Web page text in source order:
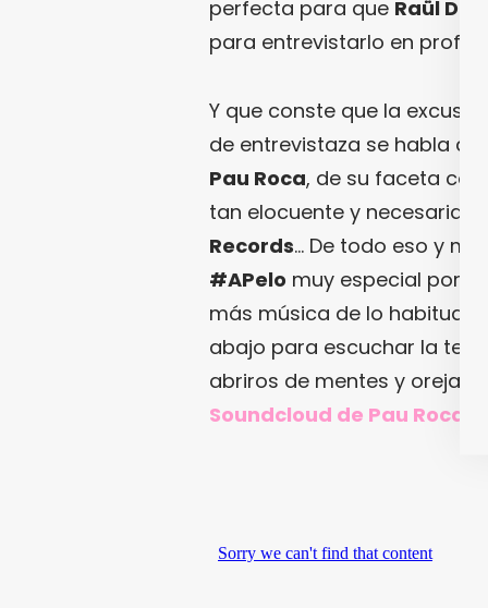
perfecta para que Raül De
para entrevistarlo en
Y que conste que la excusa
de entrevistaza se habla
Pau Roca, de su faceta
tan elocuente y necesaria
Records… De todo eso y
#APelo muy especial
más música de lo habitual.
abajo para escuchar la
abriros de mentes y orejas.
Soundcloud de Pau Roca y